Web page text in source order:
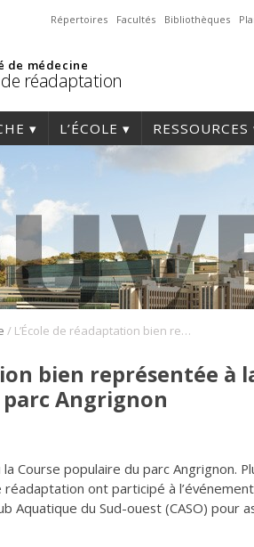
Répertoires Facultés Bibliothèques
de médecine
de réadaptation
L’ÉCOLE RESSOURCES
/ L’École de réadaptation bien représentée à la Course populaire du parc Angrignon
bien représentée à
Angrignon
Course populaire du parc Angrignon.
réadaptation ont participé à
Aquatique du Sud-ouest (CASO) pour